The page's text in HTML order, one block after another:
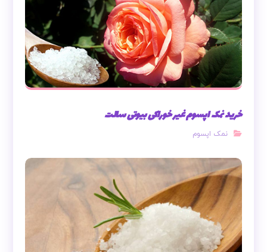
خرید نمک اپسوم غیر خوراکی بیوتی سالت
نمک اپسوم